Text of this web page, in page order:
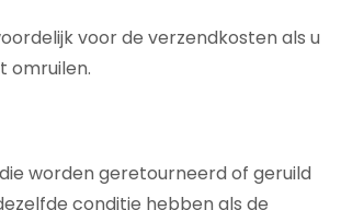
voor de verzendkosten als u
omruilen.
worden geretourneerd of geruild
conditie hebben als de